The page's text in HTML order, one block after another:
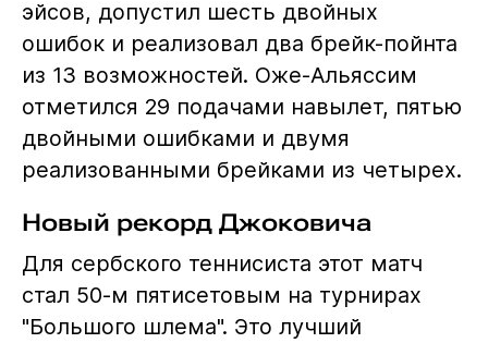
эйсов, допустил шесть двойных
ошибок и реализовал два брейк-пойнта
из 13 возможностей. Оже-Альяссим
отметился 29 подачами навылет, пятью
двойными ошибками и двумя
реализованными брейками из четырех.
Новый рекорд Джоковича
Для сербского теннисиста этот матч
стал 50-м пятисетовым на турнирах
"Большого шлема". Это лучший